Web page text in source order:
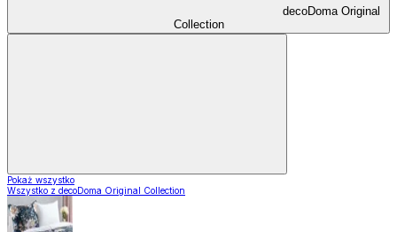
decoDoma Original
Collection
Pokaż wszystko
Wszystko z decoDoma Original Collection